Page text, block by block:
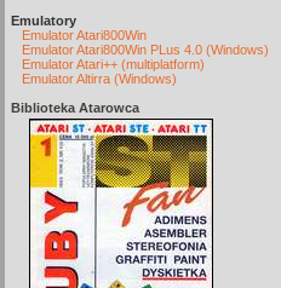
Emulatory
Emulator Atari800Win
Emulator Atari800Win PLus 4.0 (Windows)
Emulator Atari++ (multiplatform)
Emulator Altirra (Windows)
Biblioteka Atarowca